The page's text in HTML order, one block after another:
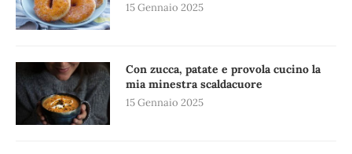
15 Gennaio 2025
Con zucca, patate e provola cucino la
mia minestra scaldacuore
15 Gennaio 2025